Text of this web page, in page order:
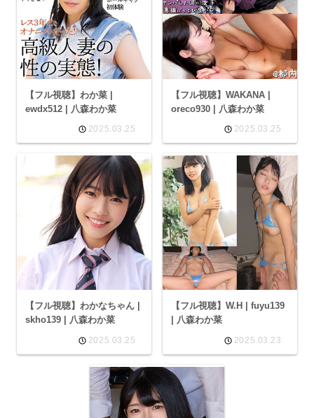
【フル視聴】わか菜 |
ewdx512 | 八森わか菜
2025.03.25
【フル視聴】WAKANA |
oreco930 | 八森わか菜
2025.03.25
【フル視聴】わかなちゃん |
skho139 | 八森わか菜
2025.03.25
【フル視聴】W.H | fuyu139
| 八森わか菜
2025.03.23